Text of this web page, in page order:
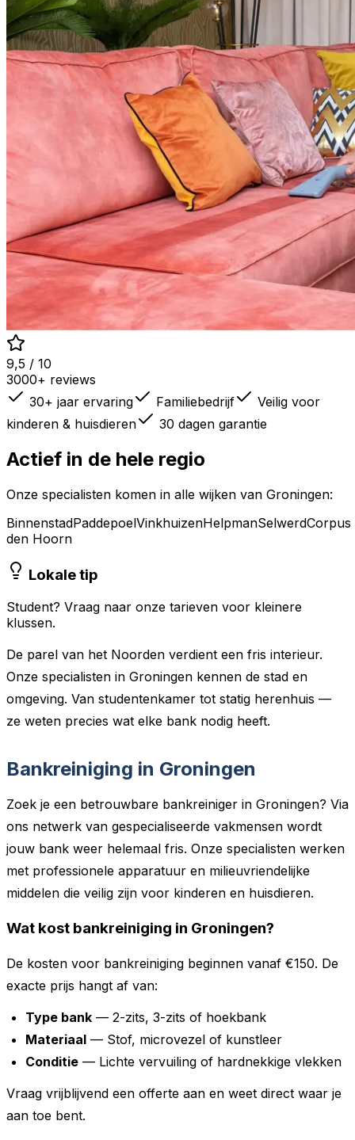
9,5 / 10
3000+ reviews
30+ jaar ervaring
Familiebedrijf
Veilig voor
kinderen & huisdieren
30 dagen garantie
Actief in de hele regio
Onze specialisten komen in alle wijken van Groningen:
BinnenstadPaddepoelVinkhuizenHelpmanSelwerdCorpus
den Hoorn
Lokale tip
Student? Vraag naar onze tarieven voor kleinere
klussen.
De parel van het Noorden verdient een fris interieur.
Onze specialisten in Groningen kennen de stad en
omgeving. Van studentenkamer tot statig herenhuis —
ze weten precies wat elke bank nodig heeft.
Bankreiniging in Groningen
Zoek je een betrouwbare bankreiniger in Groningen? Via
ons netwerk van gespecialiseerde vakmensen wordt
jouw bank weer helemaal fris. Onze specialisten werken
met professionele apparatuur en milieuvriendelijke
middelen die veilig zijn voor kinderen en huisdieren.
Wat kost bankreiniging in Groningen?
De kosten voor bankreiniging beginnen vanaf €150. De
exacte prijs hangt af van:
Type bank — 2-zits, 3-zits of hoekbank
Materiaal — Stof, microvezel of kunstleer
Conditie — Lichte vervuiling of hardnekkige vlekken
Vraag vrijblijvend een offerte aan en weet direct waar je
aan toe bent.